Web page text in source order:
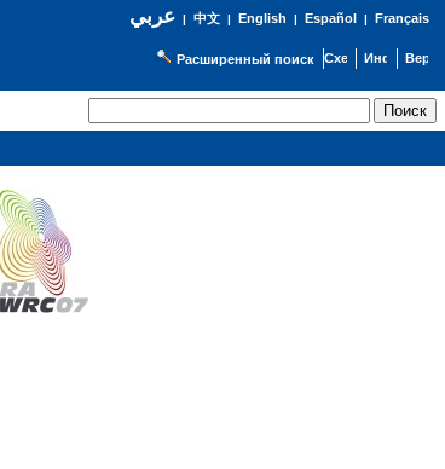
عربي| 中文| English | Español | Français
Расширенный поиск